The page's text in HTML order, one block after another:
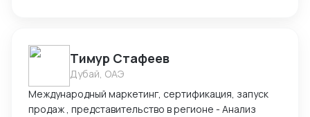
Тимур Стафеев
Дубай, ОАЭ
Международный маркетинг, сертификация, запуск
продаж , представительство в регионе - Анализ